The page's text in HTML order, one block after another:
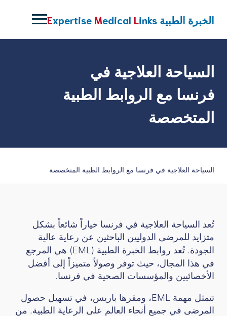
المحتوى
الخبرة الطبية Expertise Medical Links
السياحة العلاجية في
فرنسا مع الروابط الطبية
المتخصصة
السياحة العلاجية في فرنسا مع الروابط الطبية المتخصصة
تُعد السياحة العلاجية في فرنسا خياراً شائعاً بشكل
متزايد للمرضى الدوليين الباحثين عن رعاية عالية
الجودة. تُعد روابط الخبرة الطبية
(EML) هي المرجع
في هذا المجال، حيث توفر وصولاً متميزاً إلى أفضل
الأخصائيين والمؤسسات الصحية في فرنسا.
تتمثل مهمة EML، ومقرها باريس، في تسهيل حصول
المرضى في جميع أنحاء العالم على الرعاية الطبية. من